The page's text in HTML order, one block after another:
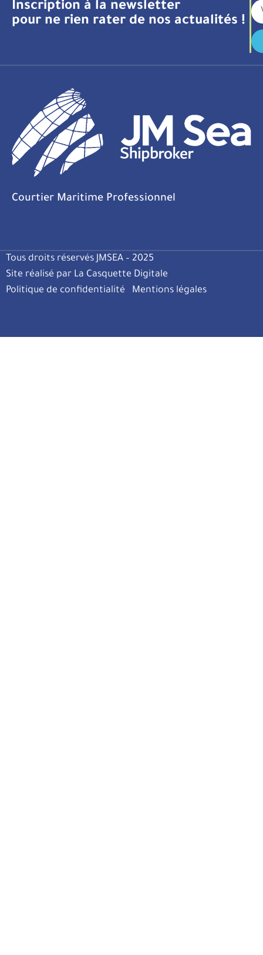
Inscription à la newsletter
pour ne rien rater de nos actualités !
Courtier Maritime Professionnel
Tous droits réservés JMSEA – 2025
Site réalisé par La Casquette Digitale
Politique de confidentialité
Mentions légales